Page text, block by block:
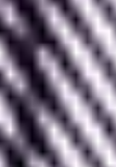
- Ontravaille
utilisateur(UX).
- Ensuite vient la
Wireframe est le
pages et
une version
revient à créer